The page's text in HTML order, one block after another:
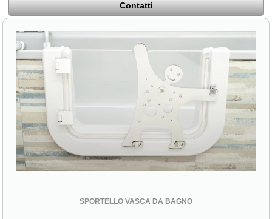
Contatti
SPORTELLO VASCA DA BAGNO